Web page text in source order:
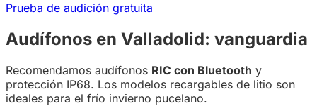
Prueba de audición gratuita
Audífonos en Valladolid: vanguardia
Recomendamos audífonos RIC con Bluetooth y
protección IP68. Los modelos recargables de litio son
ideales para el frío invierno pucelano.